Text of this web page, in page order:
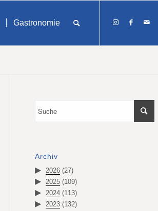
Gastronomie
Archiv
2026 (27)
2025 (109)
2024 (113)
2023 (132)